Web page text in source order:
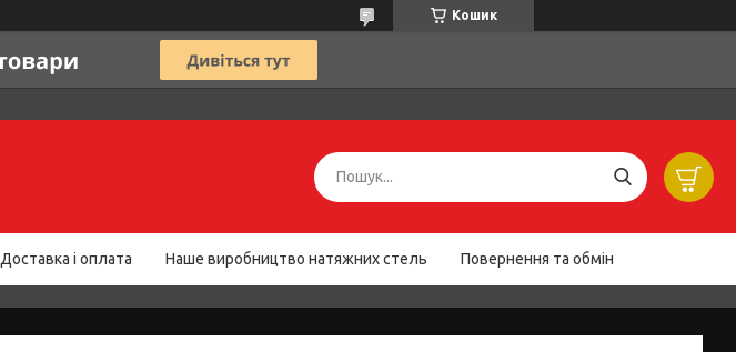
Кошик
Доставка і оплата Наше виробництво натяжних стель Повернення та обмін